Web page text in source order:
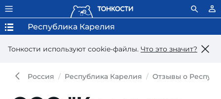
Тонкости используют сookie-файлы. Что это значит?
Республика Карелия
Россия Республика Карелия Отзывы о